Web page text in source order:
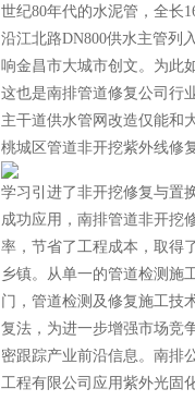
世纪80年代的水泥管，全长
沿江北路DN800供水主管列
响金昌市大城市创文。为此
这也是南排管道修复公司行
主干道供水管网改造仅能和
桃城区管道非开挖紫外线修
学习引进了非开挖修复与置
成功应用，南排管道非开挖
率，节省了工程成本，取得
乡镇。从单一的管道检测施
门，管道检测及修复施工技
复法，为进一步增强市场竞
密跟踪产业前沿信息。南排
工程有限公司应用紫外光固